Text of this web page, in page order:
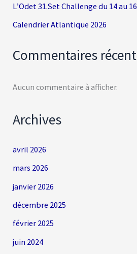
L’Odet 31.Set Challenge du 14 au
Calendrier Atlantique 2026
Commentaires
Aucun commentaire à afficher.
Archives
avril 2026
mars 2026
janvier 2026
décembre 2025
février 2025
juin 2024